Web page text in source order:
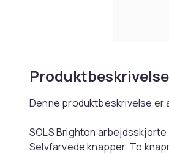
Produktbeskrivelse
Denne produktbeskrivelse er
SOLS Brighton
Selvfarvede knapper. To